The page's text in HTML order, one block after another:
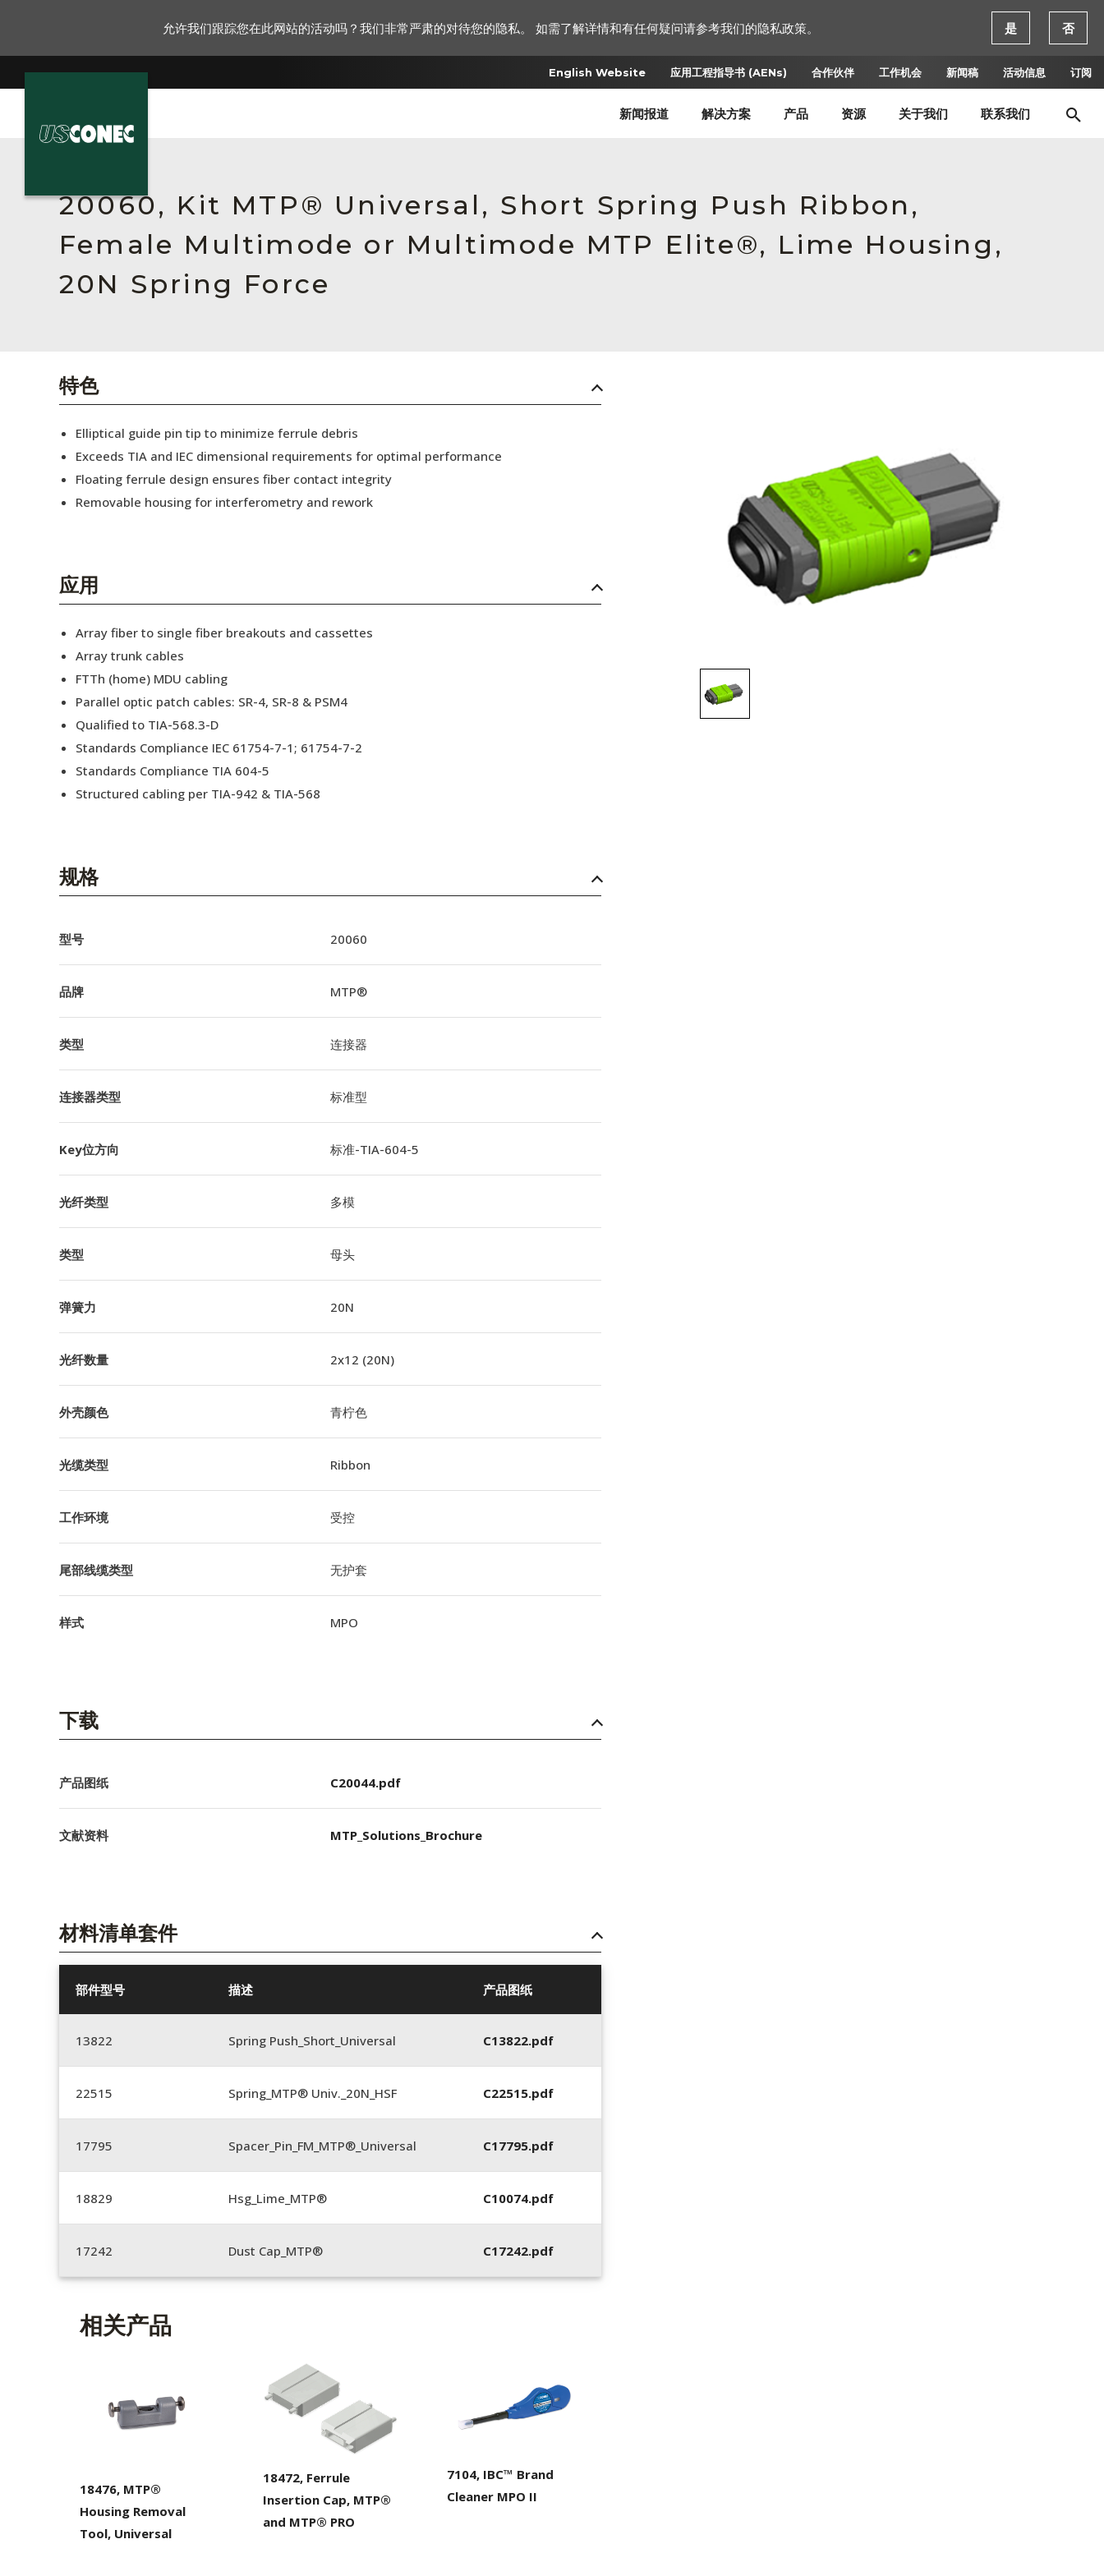
English Website 应用工程指导书 (AENs) 合作伙伴 工作机会 新闻稿 活动信息 订阅
新闻报道 解决方案 产品 资源 关于我们 联系我们
English Website
应用工程指导书 (AENs)
工作机会
20060, Kit MTP® Universal, Short Spring Push Ribbon,
Female Multimode or Multimode MTP Elite®, Lime Housing,
20N Spring Force
特色
Elliptical guide pin tip to minimize ferrule debris
Exceeds TIA and IEC dimensional requirements for optimal performance
Floating ferrule design ensures fiber contact integrity
Removable housing for interferometry and rework
应用
Array fiber to single fiber breakouts and cassettes
Array trunk cables
FTTh (home) MDU cabling
Parallel optic patch cables: SR-4, SR-8 & PSM4
Qualified to TIA-568.3-D
Standards Compliance IEC 61754-7-1; 61754-7-2
Standards Compliance TIA 604-5
Structured cabling per TIA-942 & TIA-568
规格
型号 20060
品牌 MTP®
类型 连接器
连接器类型 标准型
Key位方向 标准-TIA-604-5
光纤类型 多模
类型 母头
弹簧力 20N
光纤数量 2x12 (20N)
外壳颜色 青柠色
光缆类型 Ribbon
工作环境 受控
尾部线缆类型 无护套
样式 MPO
下载
产品图纸 C20044.pdf
文献资料 MTP_Solutions_Brochure
材料清单套件
部件型号 描述 产品图纸
13822 Spring Push_Short_Universal C13822.pdf
22515 Spring_MTP® Univ._20N_HSF C22515.pdf
17795 Spacer_Pin_FM_MTP®_Universal C17795.pdf
18829 Hsg_Lime_MTP® C10074.pdf
17242 Dust Cap_MTP® C17242.pdf
相关产品
18476, MTP®
Housing Removal
Tool, Universal
18472, Ferrule
Insertion Cap, MTP®
and MTP® PRO
7104, IBC™ Brand
Cleaner MPO II
允许我们跟踪您在此网站的活动吗？我们非常严肃的对待您的隐私。 如需了解详情和有任何疑问请参考我们的隐私政策。 是 否